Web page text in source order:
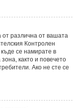
различна от вашата
Контролен
се намирате в
както и повечето
Ако не сте се